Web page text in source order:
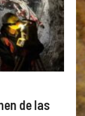
de las